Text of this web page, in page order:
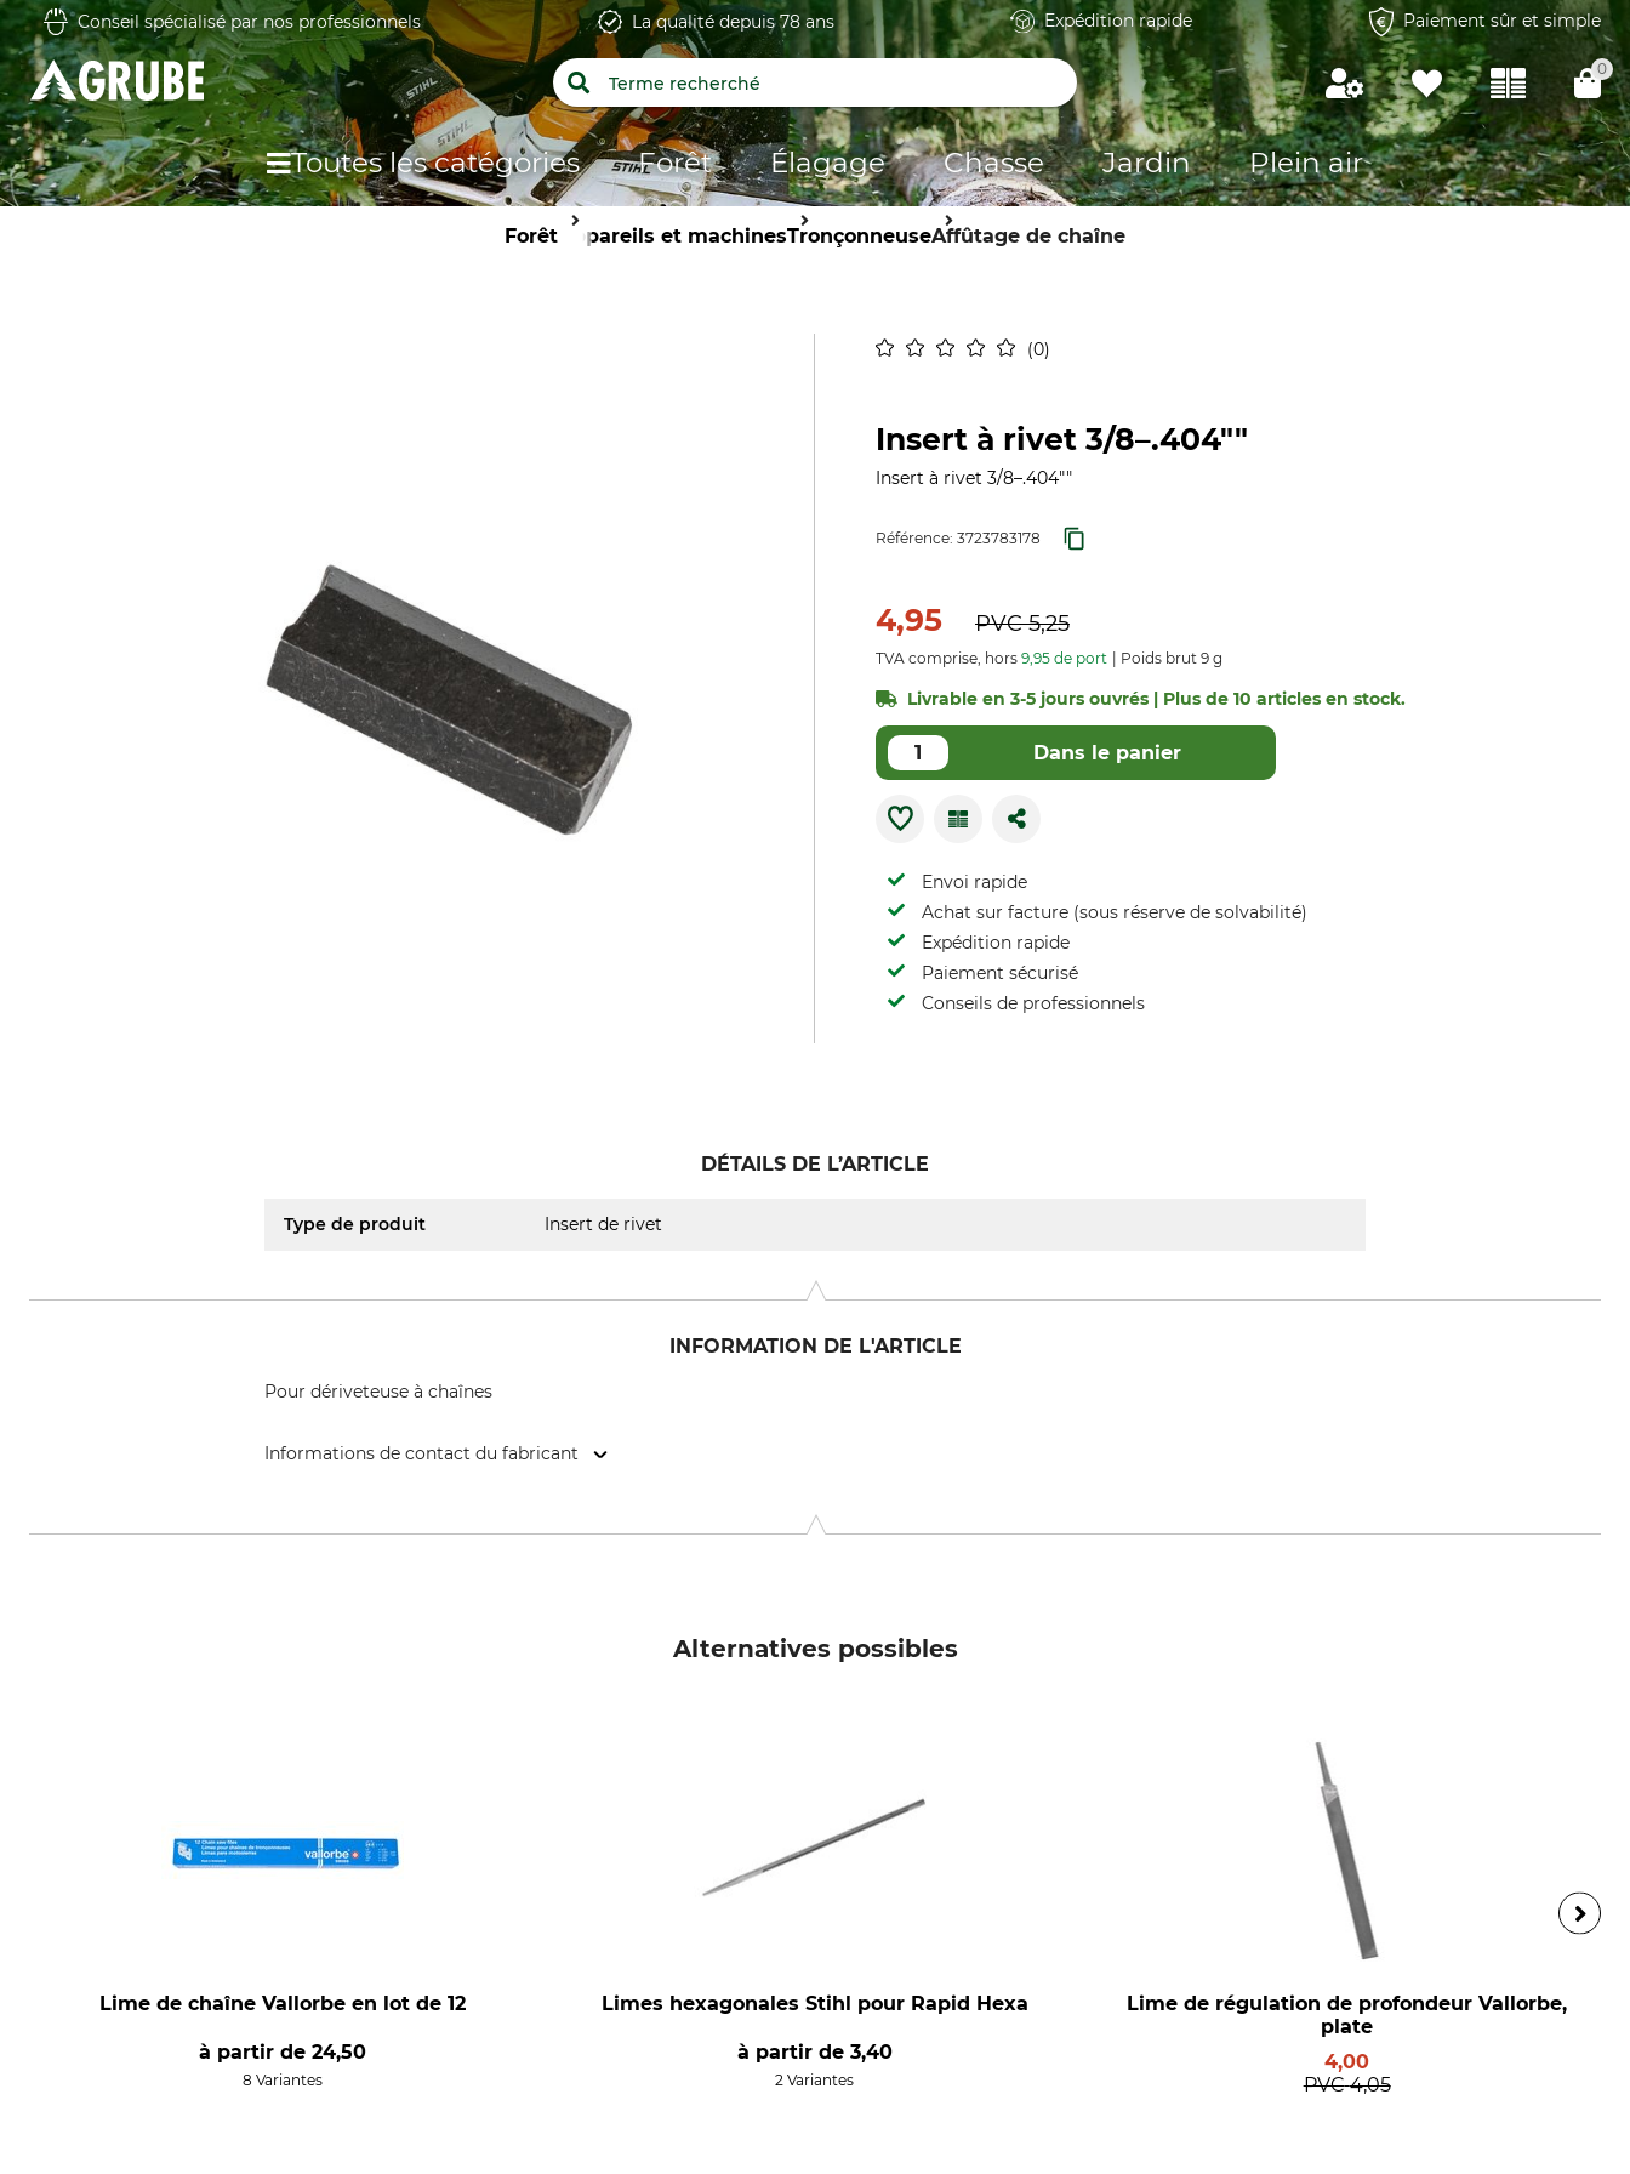
Conseil spécialisé par nos professionnels La qualité depuis 78 ans Expédition rapide Paiement sûr et simple
0
Toutes les catégories Forêt Élagage Chasse Jardin Plein air
Forêt Appareils et machinesTronçonneuseAffûtage de chaîne
0
Insert à rivet 3/8–.404""
Insert à rivet 3/8–.404""
Référence: 3723783178
4,95 PVC5,25
TVA comprise, hors 9,95 de port Poids brut 9 g
Livrable en 3-5 jours ouvrés | Plus de 10 articles en stock.
Dans le panier
Envoi rapide
Achat sur facture (sous réserve de solvabilité)
Expédition rapide
Paiement sécurisé
Conseils de professionnels
DÉTAILS DE L’ARTICLE
Type de produit Insert de rivet
INFORMATION DE L'ARTICLE
Pour dériveteuse à chaînes
Informations de contact du fabricant
Alternatives possibles
Lime de chaîne Vallorbe en lot de 12
à partir de24,50
8 Variantes
Limes hexagonales Stihl pour Rapid Hexa
à partir de 3,40
2 Variantes
Lime de régulation de profondeur Vallorbe,
plate
4,00
PVC 4,05